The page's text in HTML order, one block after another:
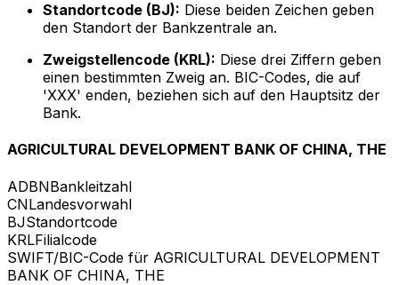
Standortcode (BJ): Diese beiden Zeichen geben
den Standort der Bankzentrale an.
Zweigstellencode (KRL): Diese drei Ziffern geben
einen bestimmten Zweig an. BIC-Codes, die auf
'XXX' enden, beziehen sich auf den Hauptsitz der
Bank.
AGRICULTURAL DEVELOPMENT BANK OF CHINA, THE
ADBNBankleitzahl
CNLandesvorwahl
BJStandortcode
KRLFilialcode
SWIFT/BIC-Code für AGRICULTURAL DEVELOPMENT
BANK OF CHINA, THE